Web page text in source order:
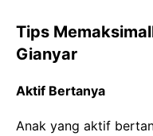
Tips
Gianyar
Aktif Bertanya
Anak yang aktif